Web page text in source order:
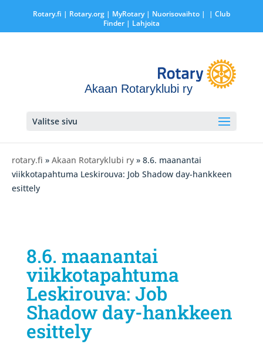
Rotary.fi | Rotary.org| MyRotary | Nuorisovaihto|
| Club
Finder| Lahjoita
Akaan Rotaryklubi ry
Valitse sivu
rotary.fi » Akaan Rotaryklubi ry » 8.6. maanantai
viikkotapahtuma Leskirouva: Job Shadow day-hankkeen
esittely
8.6. maanantai
viikkotapahtuma
Leskirouva: Job
Shadow day-hankkeen
esittely